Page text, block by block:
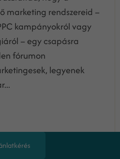
marketing rendszereid –
kampányokról vagy
– egy csapásra
fórumon
legyenek